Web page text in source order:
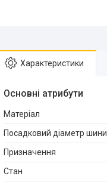
Характеристики
Основні атрибути
Матеріал
Посадковий діаметр шини
Призначення
Стан